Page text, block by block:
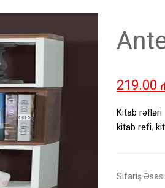
219.00
Kitab rəfləri
kitab refi,
Sifariş